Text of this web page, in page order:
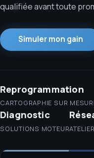
qualifiée avant toute
Simuler mon gain
Reprogrammation
CARTOGRAPHIE SUR
Diagnostic
SOLUTIONS MOTEUR